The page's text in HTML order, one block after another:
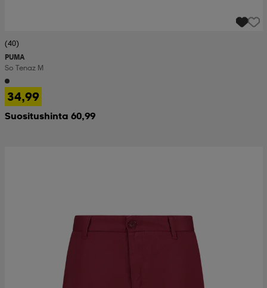
(40)
PUMA
So Tenaz M
34,99
Suositushinta 60,99